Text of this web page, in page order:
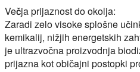
Večja prijaznost do okolja:
Zaradi zelo visoke splošne
kemikalij, nižjih energetskih
je ultrazvočna proizvodnja
prijazna kot običajni postopki